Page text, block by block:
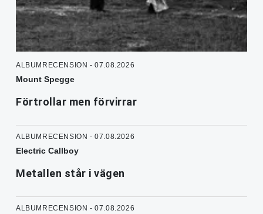
ALBUMRECENSION - 07.08.2026
Mount Spegge
Förtrollar men förvirrar
ALBUMRECENSION - 07.08.2026
Electric Callboy
Metallen står i vägen
ALBUMRECENSION - 07.08.2026